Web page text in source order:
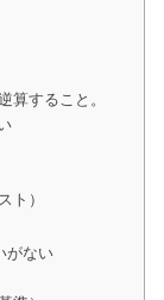
算すること。
ト）
がない